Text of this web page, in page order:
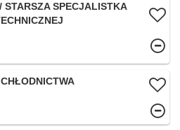
STARSZA SPECJALISTKA